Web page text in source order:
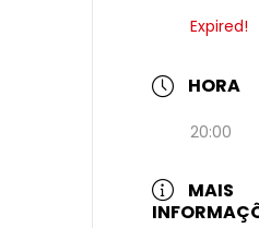
Expired!
HORA
20:00
MAIS